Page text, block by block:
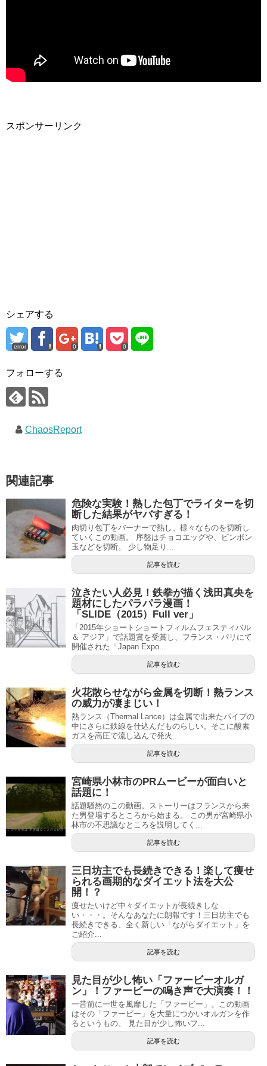
スポンサーリンク
シェアする
error 0 0
フォローする
ChaosReport
関連記事
危険な実験！熱した包丁でライターを切
断した結果がヤバすぎる！
肉切り包丁をバーナーで熱し、様々なものを切断し
ていくこの動画。 序盤はチョコエッグや、ピンポン
玉などを切断。 少し物足り...
記事を読む
泣きたい人必見！鉄拳が描く浅田真央を
題材にしたパラパラ漫画！
「SLIDE（2015）Full ver」
「2015年ショートショートフィルムフェスティバル
＆ アジア」で話題賞を受賞し、フランス・パリにて
開催された「Japan Expo...
記事を読む
火花散らせながら金属を切断！熱ランス
の威力が凄まじい！
熱ランス（Thermal Lance）は金属で出来たパイプの
中にさらに鉄線を仕込んだものらしい。そこに酸素
ガスを高圧で流し込んで発火...
記事を読む
宮崎県小林市のPRムービーが面白いと
話題に！
話題騒然のこの動画。ストーリーはフランスから来
た男登場するところから始まる。 この男が宮崎県小
林市の不思議なところを説明してく...
記事を読む
三日坊主でも長続きできる！楽して痩せ
られる画期的なダイエット法を大公
開！？
痩せたいけど中々ダイエットが長続きしな
い・・・。そんなあなたに朗報です！三日坊主でも
長続きできる、全く新しい「ながらダイエット」を
ご紹介...
記事を読む
見た目が少し怖い「ファービーオルガ
ン」！ファービーの鳴き声で大演奏！！
一昔前に一世を風靡した「ファービー」。この動画
はその「ファービー」を大量につかいオルガンを作
るというもの。 見た目が少し怖いフ...
記事を読む